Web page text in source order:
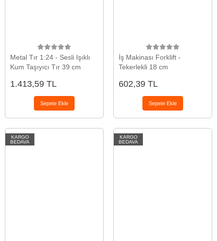
Metal Tır 1:24 - Sesli Işıklı
Kum Taşıyıcı Tır 39 cm
1.413,59 TL
Sepete Ekle
İş Makinası Forklift -
Tekerlekli 18 cm
602,39 TL
Sepete Ekle
KARGO
BEDAVA
KARGO
BEDAVA